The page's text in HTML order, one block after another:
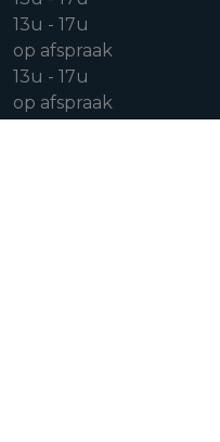
13u - 17u
op afspraak
13u - 17u
op afspraak